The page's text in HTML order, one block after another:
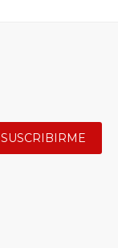
SUSCRIBIRME